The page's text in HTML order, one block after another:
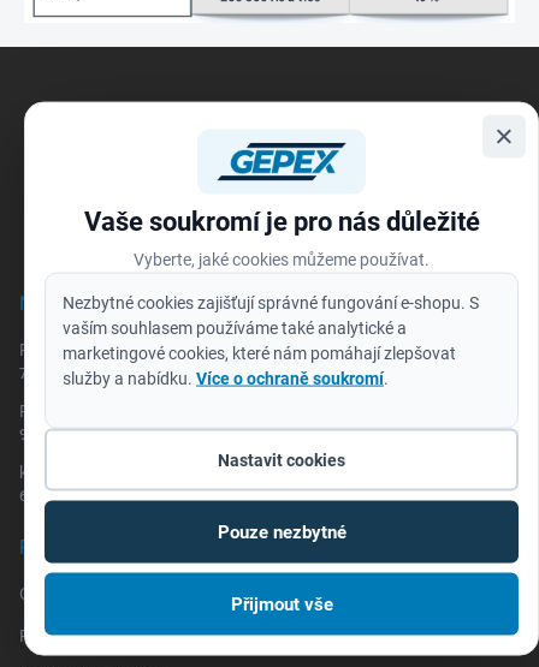
Vaše soukromí je pro nás důležité
Vyberte, jaké cookies můžeme používat.
Nezbytné cookies zajišťují správné fungování e-shopu. S
vaším souhlasem používáme také analytické a
marketingové cookies, které nám pomáhají zlepšovat
služby a nabídku. Více o ochraně soukromí.
Nastavit cookies
Pouze nezbytné
Přijmout vše
×
NOVINKY
Redemption Classic - akumulátor za 2 koruny
7.7.2026
REDEMPTION NA MAXIMUM repro/rádio za 2 Kč
9.3.2026
katalog HD NEWS pro SRPEN 2025 až LEDEN 2026
6.8.2025
PRAKTICKÉ INFORMACE
One Key
Reklamace a vrácení zboží